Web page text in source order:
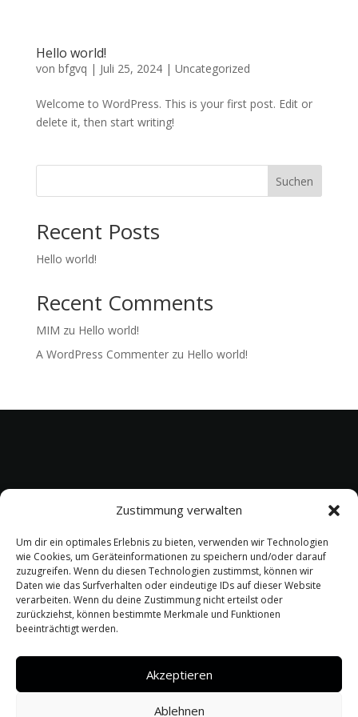
Zustimmung verwalten
Um dir ein optimales Erlebnis zu bieten, verwenden wir Technologien
wie Cookies, um Geräteinformationen zu speichern und/oder darauf
zuzugreifen. Wenn du diesen Technologien zustimmst, können wir
Daten wie das Surfverhalten oder eindeutige IDs auf dieser Website
verarbeiten. Wenn du deine Zustimmung nicht erteilst oder
zurückziehst, können bestimmte Merkmale und Funktionen
beeinträchtigt werden.
Akzeptieren
Ablehnen
Hello world!
von bfgvq | Juli 25, 2024| Uncategorized
Welcome to WordPress. This is your first post. Edit or
delete it, then start writing!
Suchen
Recent Posts
Hello world!
Recent Comments
MIM zu Hello world!
A WordPress Commenterzu Hello world!
Peterstrasse 76
Aachen 52062
Impressum|Datenschutz